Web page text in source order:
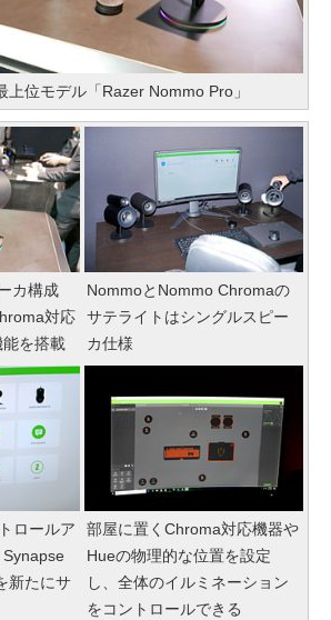
上位モデル「Razer Nommo Pro」
カ構成
対応
を搭載
NommoとNommo Chromaの
サテライトはシングルスピー
カ仕様
ロールア
新たにサ
部屋に置くChroma対応機器や
Hueの物理的な位置を設定
し、全体のイルミネーション
をコントロールできる